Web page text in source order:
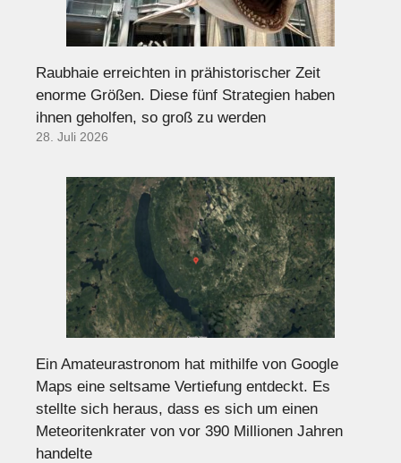
Raubhaie erreichten in prähistorischer Zeit
enorme Größen. Diese fünf Strategien haben
ihnen geholfen, so groß zu werden
28. Juli 2026
Ein Amateurastronom hat mithilfe von Google
Maps eine seltsame Vertiefung entdeckt. Es
stellte sich heraus, dass es sich um einen
Meteoritenkrater von vor 390 Millionen Jahren
handelte